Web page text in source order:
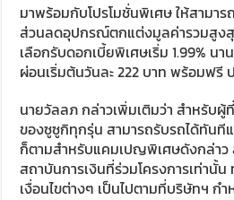
มาพร้อมกับโปรโมชั่นพิเศษ ให้สามา
ส่วนลดอุปกรณ์ตกแต่งมูลค่ารวมสูง
เลือกรับดอกเบี้ยพิเศษเริ่ม 1.99% น
ผ่อนเริ่มต้นวันละ 222 บาท พร้อมฟรี
นายวัลลภ กล่าวเพิ่มเติมว่า สำหรับผู้
ของซูซูกิทุกรุ่น สามารถรับรถได้ทันที
ก็ตามสำหรับแคมเปญพิเศษดังกล่าว
สถาบันการเงินที่ร่วมโครงการเท่านั้น
เงื่อนไขต่างๆ เป็นไปตามที่บริษัทฯ ก